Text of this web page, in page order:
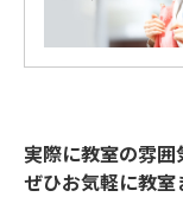
実際に教室の雰囲
ぜひお気軽に教室